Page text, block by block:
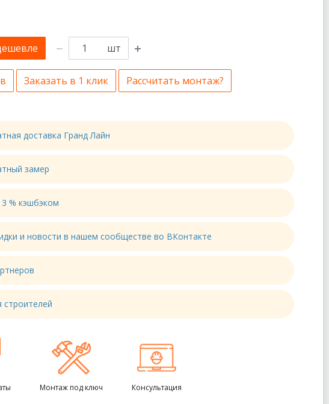
шт
Заказать в 1 клик Рассчитать монтаж?
доставка Гранд Лайн
замер
% кэшбэком
и новости в нашем сообществе во ВКонтакте
строителей
Монтаж под ключ Консультация